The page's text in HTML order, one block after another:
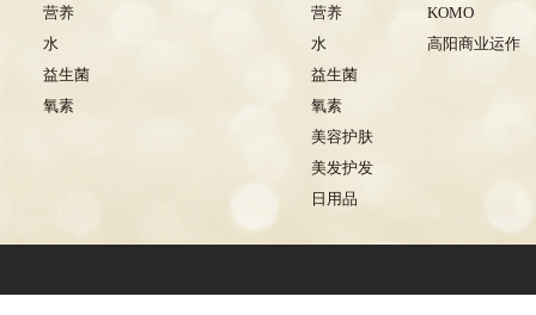
营养
水
益生菌
氧素
营养
水
益生菌
氧素
美容护肤
美发护发
日用品
KOMO
高阳商业运作